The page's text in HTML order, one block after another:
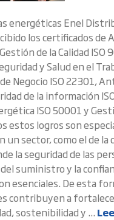
energéticas Enel
los certificados de
de la Calidad
y Salud en el
Negocio ISO 22301,
de la información
ISO 50001 y
estos logros son
un sector, como el de
la seguridad de las
suministro y la
esenciales. De esta
contribuyen a
sostenibilidad y ...